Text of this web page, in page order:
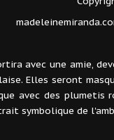
avec une amie,
Elles seront
avec des plumetis
symbolique de